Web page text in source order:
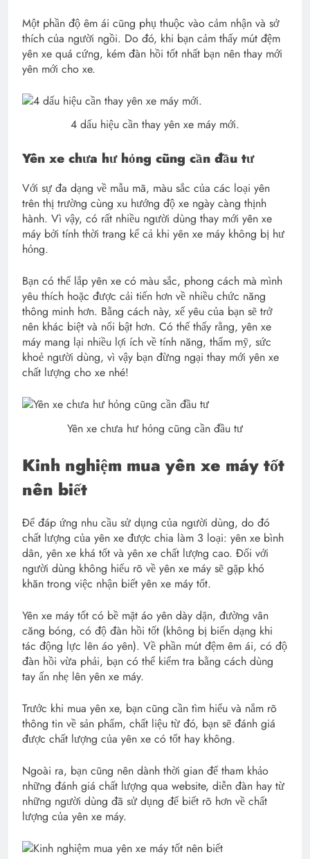
Một phần độ êm ái cũng phụ thuộc vào cảm nhận và sở
thích của người ngồi. Do đó, khi bạn cảm thấy mút đệm
yên xe quá cứng, kém đàn hồi tốt nhất bạn nên thay mới
yên mới cho xe.
4 dấu hiệu cần thay yên xe máy mới.
Yên xe chưa hư hỏng cũng cần đầu tư
Với sự đa dạng về mẫu mã, màu sắc của các loại yên
trên thị trường cùng xu hướng độ xe ngày càng thịnh
hành. Vì vậy, có rất nhiều người dùng thay mới yên xe
máy bởi tính thời trang kể cả khi yên xe máy không bị hư
hỏng.
Bạn có thể lắp yên xe có màu sắc, phong cách mà mình
yêu thích hoặc được cải tiến hơn về nhiều chức năng
thông minh hơn. Bằng cách này, xế yêu của bạn sẽ trở
nên khác biệt và nổi bật hơn. Có thể thấy rằng, yên xe
máy mang lại nhiều lợi ích về tính năng, thẩm mỹ, sức
khoẻ người dùng, vì vậy bạn đừng ngại thay mới yên xe
chất lượng cho xe nhé!
Yên xe chưa hư hỏng cũng cần đầu tư
Kinh nghiệm mua yên xe máy tốt
nên biết
Để đáp ứng nhu cầu sử dụng của người dùng, do đó
chất lượng của yên xe được chia làm 3 loại: yên xe bình
dân, yên xe khá tốt và yên xe chất lượng cao. Đối với
người dùng không hiểu rõ về yên xe máy sẽ gặp khó
khăn trong việc nhận biết yên xe máy tốt.
Yên xe máy tốt có bề mặt áo yên dày dặn, đường vân
căng bóng, có độ đàn hồi tốt (không bị biến dạng khi
tác động lực lên áo yên). Về phần mút đệm êm ái, có độ
đàn hồi vừa phải, bạn có thể kiểm tra bằng cách dùng
tay ấn nhẹ lên yên xe máy.
Trước khi mua yên xe, bạn cũng cần tìm hiểu và nắm rõ
thông tin về sản phẩm, chất liệu từ đó, bạn sẽ đánh giá
được chất lượng của yên xe có tốt hay không.
Ngoài ra, bạn cũng nên dành thời gian để tham khảo
những đánh giá chất lượng qua website, diễn đàn hay từ
những người dùng đã sử dụng để biết rõ hơn về chất
lượng của yên xe máy.